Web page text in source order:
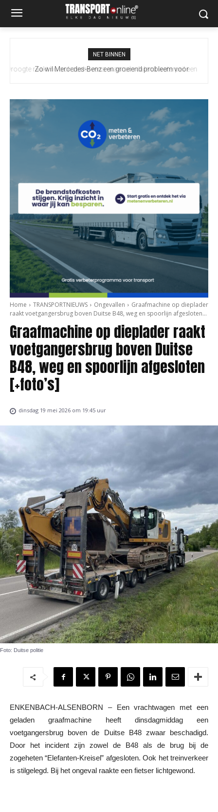
NET BINNEN
Zo wil Mercedes-Benz een groeiend probleem voor
Home TRANSPORTNIEUWS Ongevallen
Graafmachine op dieplader
raakt voetgangersbrug boven Duitse B48, weg en spoorlijn afgesloten...
Graafmachine op dieplader raakt
voetgangersbrug boven Duitse
B48, weg en spoorlijn afgesloten
[+foto’s]
dinsdag 19 mei 2026 om 19:45 uur
Foto: Duitse politie
ENKENBACH-ALSENBORN – Een vrachtwagen met een
geladen graafmachine heeft dinsdagmiddag een
voetgangersbrug boven de Duitse B48 zwaar beschadigd.
Door het incident zijn zowel de B48 als de brug bij de
zogeheten “Elefanten-Kreisel” afgesloten. Ook het treinverkeer
is stilgelegd. Bij het ongeval raakte een fietser lichtgewond.